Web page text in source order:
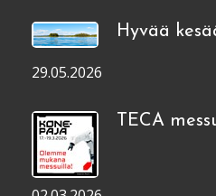
Hyvää
29.05.2026
TECA